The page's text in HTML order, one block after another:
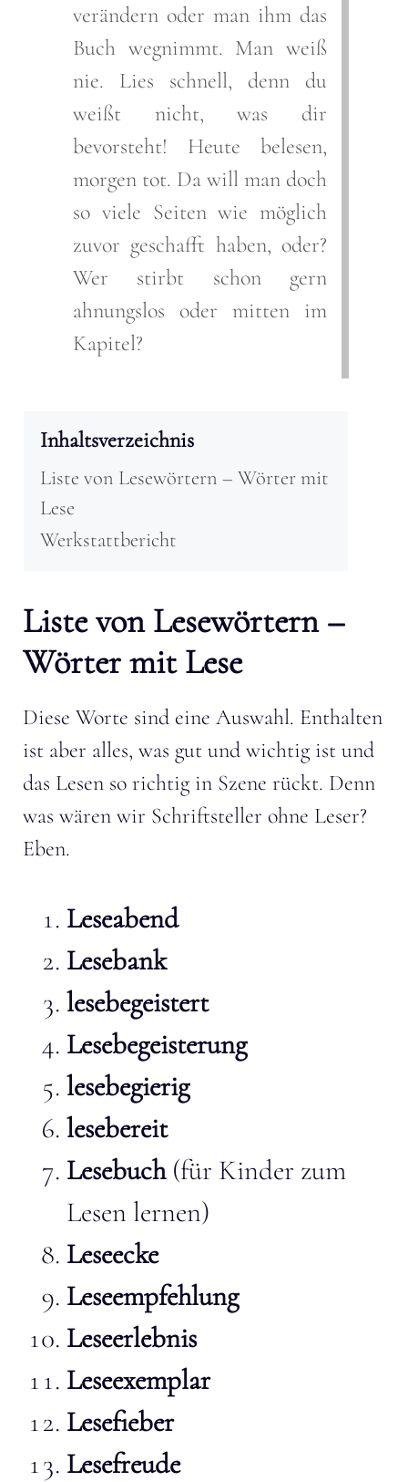
verändern oder man ihm das
Buch wegnimmt. Man weiß
nie. Lies schnell, denn du
weißt nicht, was dir
bevorsteht! Heute belesen,
morgen tot. Da will man doch
so viele Seiten wie möglich
zuvor geschafft haben, oder?
Wer stirbt schon gern
ahnungslos oder mitten im
Kapitel?
Inhaltsverzeichnis
Liste von Lesewörtern – Wörter mit
Lese
Werkstattbericht
Liste von Lesewörtern –
Wörter mit Lese
Diese Worte sind eine Auswahl. Enthalten
ist aber alles, was gut und wichtig ist und
das Lesen so richtig in Szene rückt. Denn
was wären wir Schriftsteller ohne Leser?
Eben.
Leseabend
Lesebank
lesebegeistert
Lesebegeisterung
lesebegierig
lesebereit
Lesebuch(für Kinder zum
Lesen lernen)
Leseecke
Leseempfehlung
Leseerlebnis
Leseexemplar
Lesefieber
Lesefreude